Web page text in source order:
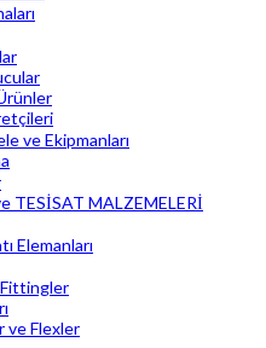
ve Ekipmanları
TESİSAT MALZEMELERİ
Elemanları
ve Flexler